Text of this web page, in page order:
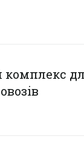
комплекс